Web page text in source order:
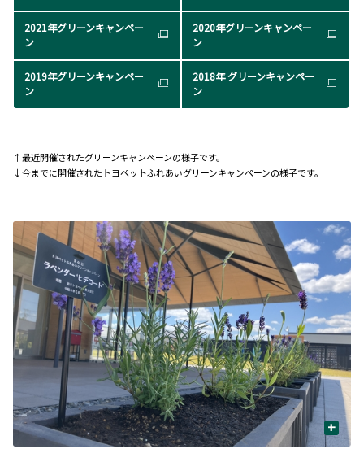
2021年グリーンキャンペー
ン
2020年グリーンキャンペー
ン
2019年グリーンキャンペー
ン
2018年 グリーンキャンペー
ン
↑最近開催されたグリーンキャンペーンの様子です。
↓今までに開催されたトヨペットふれあいグリーンキャンペーンの様子です。
+